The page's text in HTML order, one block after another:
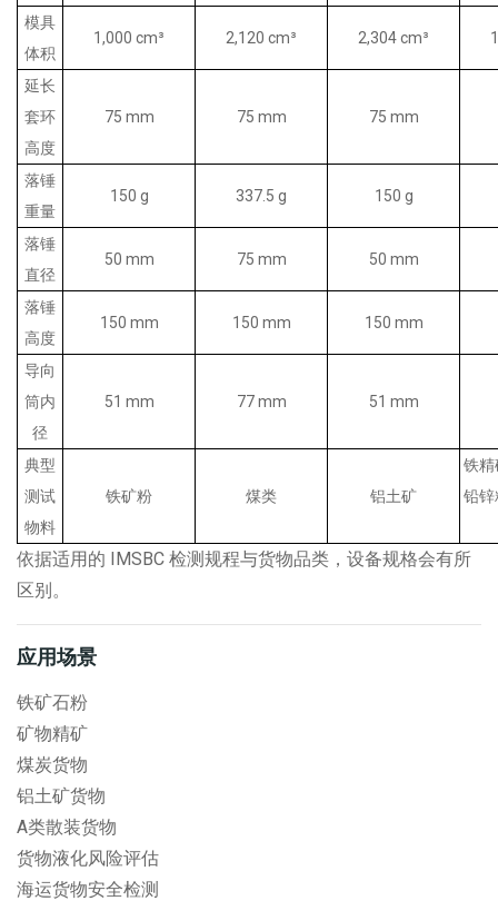
模具
体积
1,000 cm³ 2,120 cm³ 2,304 cm³
延长
套环
高度
75 mm 75 mm 75 mm
落锤
重量
150 g 337.5 g 150 g
落锤
直径
50 mm 75 mm 50 mm
落锤
高度
150 mm 150 mm 150 mm
导向
筒内
径
51 mm 77 mm 51 mm
典型
测试
物料
铁矿粉 煤类 铝土矿
铁精
铅锌
依据适用的 IMSBC 检测规程与货物品类，设备规格会有所
区别。
应用场景
铁矿石粉
矿物精矿
煤炭货物
铝土矿货物
A类散装货物
货物液化风险评估
海运货物安全检测